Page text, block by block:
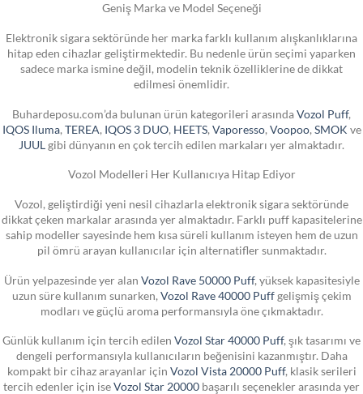
Geniş Marka ve Model Seçeneği
Elektronik sigara sektöründe her marka farklı kullanım alışkanlıklarına
hitap eden cihazlar geliştirmektedir. Bu nedenle ürün seçimi yaparken
sadece marka ismine değil, modelin teknik özelliklerine de dikkat
edilmesi önemlidir.
Buhardeposu.com’da bulunan ürün kategorileri arasındaVozol Puff,
IQOS Iluma, TEREA IQOS 3 DUO, HEETS, Vaporesso, Voopoo, SMOK ve
JUUL gibi dünyanın en çok tercih edilen markaları yer almaktadır.
Vozol Modelleri Her Kullanıcıya Hitap Ediyor
Vozol, geliştirdiği yeni nesil cihazlarla elektronik sigara sektöründe
dikkat çeken markalar arasında yer almaktadır. Farklı puff kapasitelerine
sahip modeller sayesinde hem kısa süreli kullanım isteyen hem de uzun
pil ömrü arayan kullanıcılar için alternatifler sunmaktadır.
Ürün yelpazesinde yer alan Vozol Rave 50000 Puff, yüksek kapasitesiyle
uzun süre kullanım sunarken, Vozol Rave 40000 Puffgelişmiş çekim
modları ve güçlü aroma performansıyla öne çıkmaktadır.
Günlük kullanım için tercih edilen Vozol Star 40000 Puff, şık tasarımı ve
dengeli performansıyla kullanıcıların beğenisini kazanmıştır. Daha
kompakt bir cihaz arayanlar için Vozol Vista 20000 Puff, klasik serileri
tercih edenler için iseVozol Star 20000 başarılı seçenekler arasında yer